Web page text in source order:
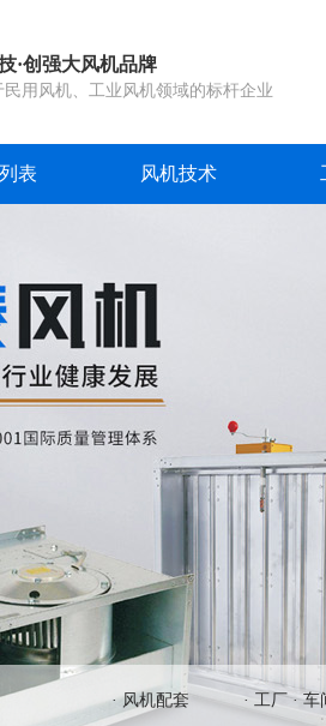
·创强大风机品牌
民用风机、工业风机领域的标杆企业
表 风机技术
· 风机配套 · 工厂 ·